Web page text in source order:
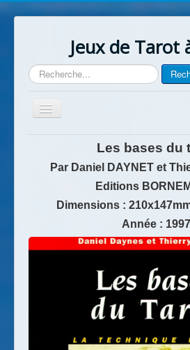
Jeux de Tarot
Rechercher
Basculer
la
Contact
Les bases du
Par Daniel DAYNET et
Editions
Dimensions :
Année : 1997